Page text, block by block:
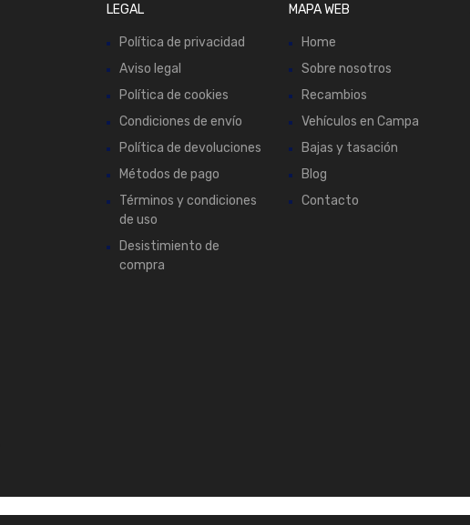
LEGAL
Política de privacidad
Aviso legal
Política de cookies
Condiciones de envío
Política de devoluciones
Métodos de pago
Términos y condiciones
de uso
Desistimiento de
compra
MAPA WEB
Home
Sobre nosotros
Recambios
Vehículos en Campa
Bajas y tasación
Blog
Contacto